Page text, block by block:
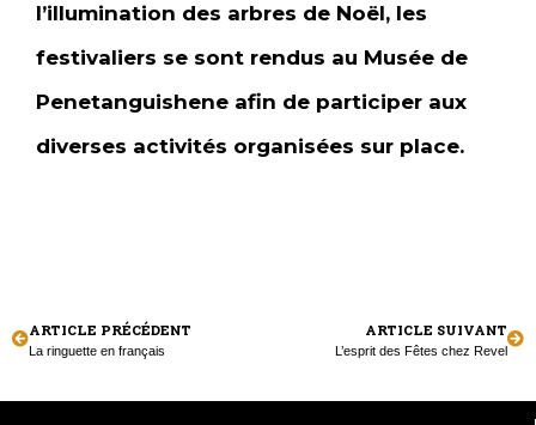
l’illumination des arbres de Noël, les
festivaliers se sont rendus au Musée de
Penetanguishene afin de participer aux
diverses activités organisées sur place.
ARTICLE PRÉCÉDENT
La ringuette en français
ARTICLE SUIVANT
L’esprit des Fêtes chez Revel